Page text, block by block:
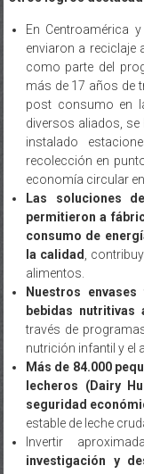
como parte del
más de 17 años de
post consumo en
diversos aliados,
instalado
recolección en
economía circular
Las soluciones
permitieron a
consumo de
la calidad,
alimentos.
Nuestros
bebidas nutritivas
través de
nutrición infantil y el
Más de 84.000
lecheros (Dairy
seguridad
estable de leche
Invertir
investigación y
ambiental de los
seguridad